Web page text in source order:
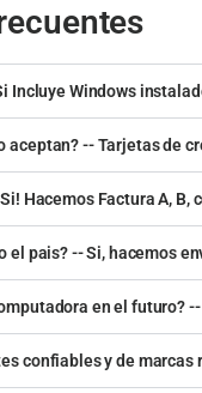
Incluye Windows
aceptan? -- Tarjetas de
Hacemos Factura A, B,
el pais? -- Si, hacemos
en el futuro?
confiables y de marcas